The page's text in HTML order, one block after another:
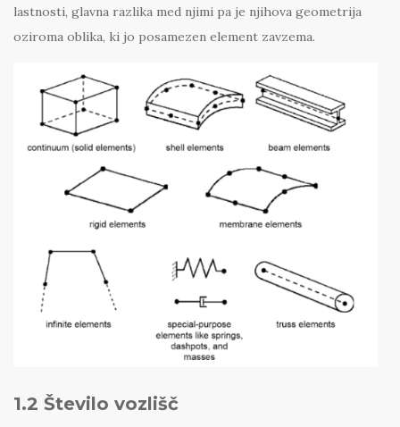
lastnosti, glavna razlika med njimi pa je njihova geometrija
oziroma oblika, ki jo posamezen element zavzema.
1.2 Število vozlišč